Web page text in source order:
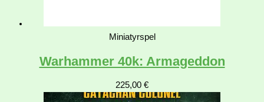
Miniatyrspel
Warhammer 40k: Armageddon
225,00 €